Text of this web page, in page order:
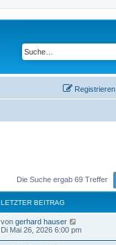
Registrieren
Die Suche ergab 69 Treffer
LETZTER BEITRAG
von gerhard hauser
Di Mai 26, 2026 6:00 pm